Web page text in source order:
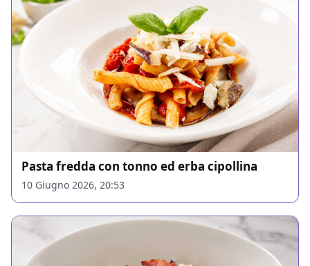
Pasta fredda con tonno ed erba cipollina
10 Giugno 2026, 20:53